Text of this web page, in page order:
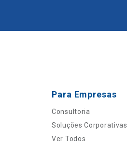
Para Empresas
Consultoria
Soluções Corporativas
Ver Todos